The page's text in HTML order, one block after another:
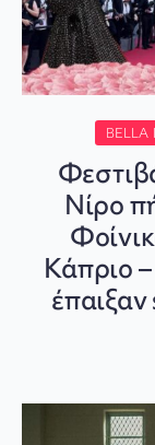
BELLA
Νίρο
Κάπριο –